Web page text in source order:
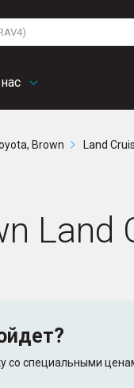
Brown Land
Land
со специальными